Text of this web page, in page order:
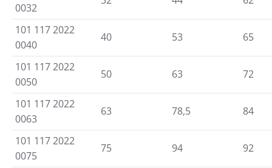
0032
101 117 2022
0040
40 53 65
101 117 2022
0050
50 63 72
101 117 2022
0063
63 78,5 84
101 117 2022
0075
75 94 92